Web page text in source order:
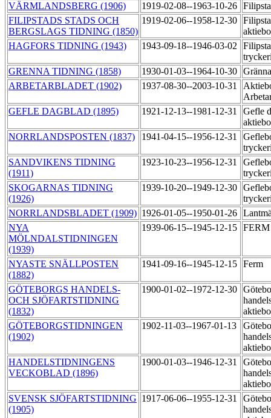
VÄRMLANDSBERG (1906)
1919-02-08--1963-10-26
FILIPSTADS STADS OCH
BERGSLAGS TIDNING (1850)
1919-02-06--1958-12-30
HAGFORS TIDNING (1943)
1943-09-18--1946-03-02
GRENNA TIDNING (1858)
1930-01-03--1964-10-30
ARBETARBLADET (1902)
1937-08-30--2003-10-31
GEFLE DAGBLAD (1895)
1921-12-13--1981-12-31
Gefle
NORRLANDSPOSTEN (1837)
1941-04-15--1956-12-31
SANDVIKENS TIDNING
(1911)
1923-10-23--1956-12-31
SKOGARNAS TIDNING
(1926)
1939-10-20--1949-12-30
NORRLANDSBLADET (1909) 1926-01-05--1950-01-26
NYA
MÖLNDALSTIDNINGEN
(1939)
1939-06-15--1945-12-15
NYASTE SNÄLLPOSTEN
(1882)
1941-09-16--1945-12-15 Ferm
GÖTEBORGS HANDELS-
OCH SJÖFARTSTIDNING
(1832)
1900-01-02--1972-12-30
GÖTEBORGSTIDNINGEN
(1902)
1902-11-03--1967-01-13
HANDELSTIDNINGENS
VECKOBLAD (1896)
1900-01-03--1946-12-31
SVENSK SJÖFARTSTIDNING
(1905)
1917-06-06--1955-12-31